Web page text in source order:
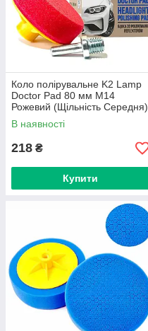
Коло полірувальне K2 Lamp
Doctor Pad 80 мм М14
Рожевий (Щільність Середня)
K533
В наявності
218 ₴
Купити